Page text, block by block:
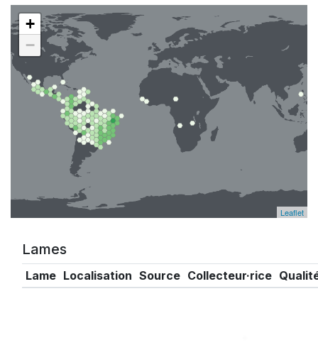
+
−
Leaflet
Lames
Lame Localisation Source Collecteur·rice